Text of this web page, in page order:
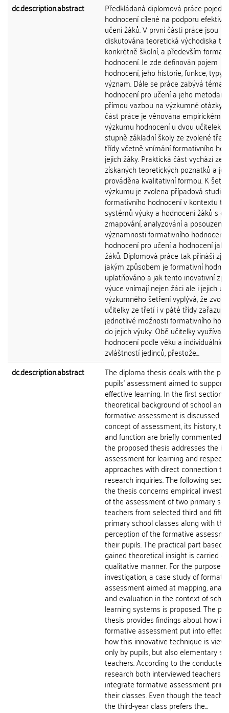
dc.description.abstract
Předkládaná diplomová práce
hodnocení cílené na podporu
učení žáků. V první části práce jsou
diskutována teoretická východiska
konkrétně školní, a především
hodnocení. Je zde definován pojem
hodnocení, jeho historie, funkce, typy a
význam. Dále se práce zabývá
hodnocení pro učení a jeho
přímou vazbou na výzkumné otázky.
část práce je věnována empirickému
výzkumu hodnocení u dvou učitelek
stupně základní školy ze zvolené
třídy včetně vnímání formativního
jejich žáky. Praktická část vychází ze
získaných teoretických poznatků a je
prováděna kvalitativní formou. K
výzkumu je zvolena případová studie
formativního hodnocení v kontextu
systémů výuky a hodnocení žáků s
zmapování, analyzování a posouzení
významnosti formativního hodnocení,
hodnocení pro učení a hodnocení
žáků. Diplomová práce tak přináší
jakým způsobem je formativní
uplatňováno a jak tento inovativní
výuce vnímají nejen žáci ale i jejich
výzkumného šetření vyplývá, že
učitelky ze třetí i v páté třídy zařazují
jednotlivé možnosti formativního
do jejich výuky. Obě učitelky využívají
hodnocení podle věku a individuálních
zvláštností jedinců, přestože...
dc.description.abstract
The diploma thesis deals with the
pupils' assessment aimed to support
effective learning. In the first section a
theoretical background of school and
formative assessment is discussed.
concept of assessment, its history,
and function are briefly commented.
the proposed thesis addresses the
assessment for learning and
approaches with direct connection to
research inquiries. The following
the thesis concerns empirical
of the assessment of two primary
teachers from selected third and
primary school classes along with the
perception of the formative
their pupils. The practical part based
gained theoretical insight is carried
qualitative manner. For the purpose of
investigation, a case study of
assessment aimed at mapping,
and evaluation in the context of
learning systems is proposed. The
thesis provides findings about how is
formative assessment put into effect
how this innovative technique is
only by pupils, but also elementary
teachers. According to the conducted
research both interviewed teachers
integrate formative assessment
their classes. Even though the
the third-year class prefers the...